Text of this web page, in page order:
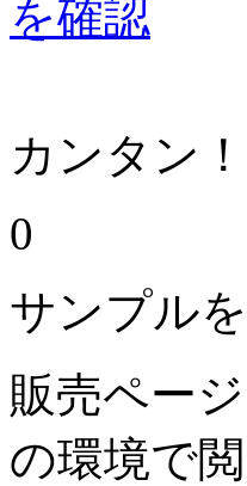
カンタン
0
サンプル
販売ペー
の環境で